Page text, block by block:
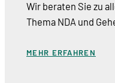
Wir beraten Sie zu
Thema NDA und
MEHR ERFAHREN